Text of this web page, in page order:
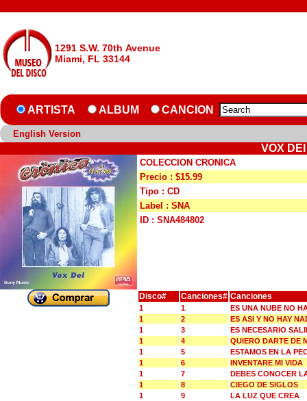
1291 S.W. 70th Avenue
Miami, FL 33144
ARTISTA ALBUM CANCION
English Version
VOX
COLECCION CRONICA
Precio : $15.99
Tipo : CD
Label : SNA
ID : SNA484802
Disco# Canciones# Canciones
1 1
ES UNA NUBE NO
1
2
ES ASI Y NO HAY
1
3
ES NECESARIO
1
4
QUIERO DARTE DE
1
5
ESTAMOS EN LA
1
6
INVENTARE MI VIDA
1
7
DEBES CONOCER
1
8
CIEGO DE SIGLOS
1
9
LA LUZ QUE CREA